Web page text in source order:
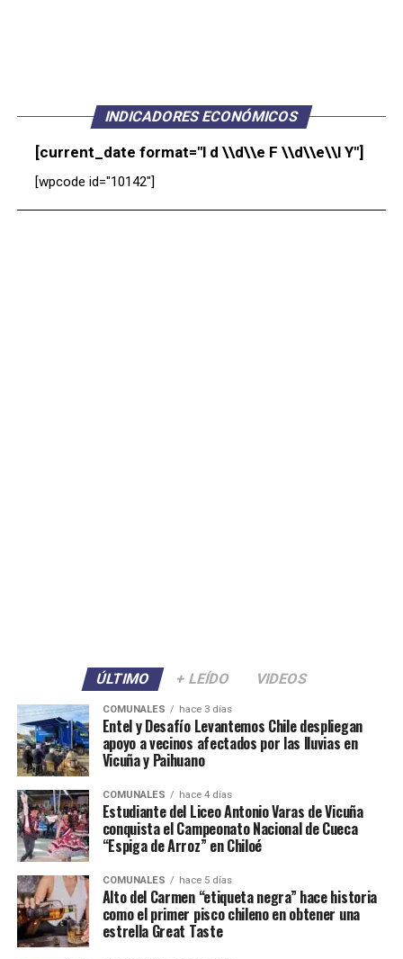
INDICADORES ECONÓMICOS
[current_date format="l d \\d\\e F \\d\\e\\l Y"]
[wpcode id="10142"]
ÚLTIMO + LEÍDO VIDEOS
COMUNALES hace 3 días
Entel y Desafío Levantemos Chile despliegan
apoyo a vecinos afectados por las lluvias en
Vicuña y Paihuano
COMUNALES hace 4 días
Estudiante del Liceo Antonio Varas de Vicuña
conquista el Campeonato Nacional de Cueca
“Espiga de Arroz” en Chiloé
COMUNALES hace 5 días
Alto del Carmen “etiqueta negra” hace historia
como el primer pisco chileno en obtener una
estrella Great Taste